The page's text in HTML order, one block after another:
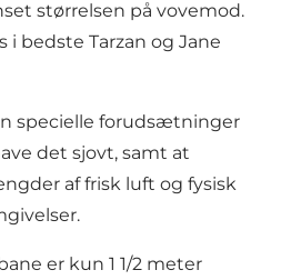
størrelsen på vovemod.
i bedste Tarzan og Jane
specielle forudsætninger
det sjovt, samt at
af frisk luft og fysisk
er kun 1 1/2 meter